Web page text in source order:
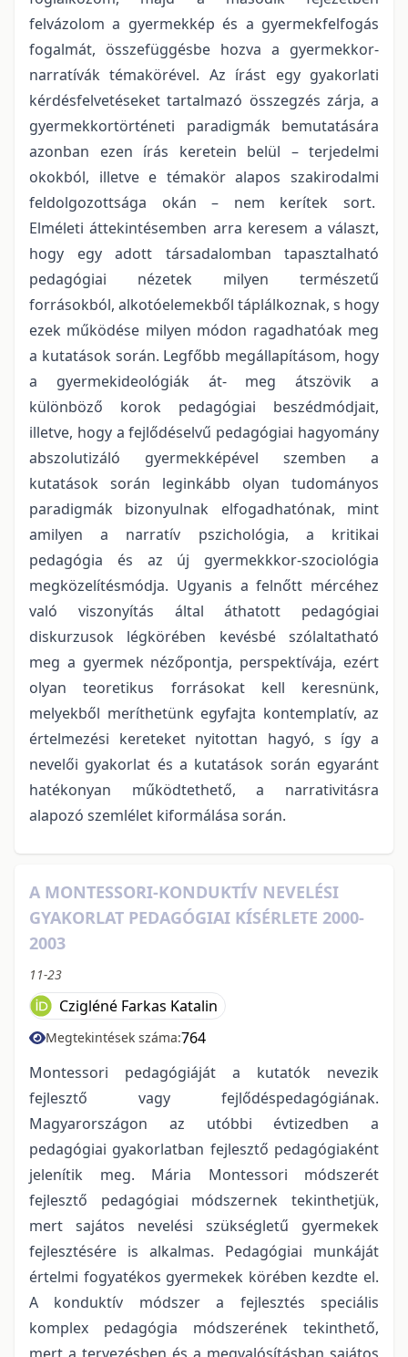
felvázolom a gyermekkép és a gyermekfelfogás
fogalmát, összefüggésbe hozva a gyermekkor-
narratívák témakörével. Az írást egy gyakorlati
kérdésfelvetéseket tartalmazó összegzés zárja, a
gyermekkortörténeti paradigmák bemutatására
azonban ezen írás keretein belül – terjedelmi
okokból, illetve e témakör alapos szakirodalmi
feldolgozottsága okán – nem kerítek sort.
Elméleti áttekintésemben arra keresem a választ,
hogy egy adott társadalomban tapasztalható
pedagógiai nézetek milyen természetű
forrásokból, alkotóelemekből táplálkoznak, s hogy
ezek működése milyen módon ragadhatóak meg
a kutatások során. Legfőbb megállapításom, hogy
a gyermekideológiák át- meg átszövik a
különböző korok pedagógiai beszédmódjait,
illetve, hogy a fejlődéselvű pedagógiai hagyomány
abszolutizáló gyermekképével szemben a
kutatások során leginkább olyan tudományos
paradigmák bizonyulnak elfogadhatónak, mint
amilyen a narratív pszichológia, a kritikai
pedagógia és az új gyermekkkor-szociológia
megközelítésmódja. Ugyanis a felnőtt mércéhez
való viszonyítás által áthatott pedagógiai
diskurzusok légkörében kevésbé szólaltatható
meg a gyermek nézőpontja, perspektívája, ezért
olyan teoretikus forrásokat kell keresnünk,
melyekből meríthetünk egyfajta kontemplatív, az
értelmezési kereteket nyitottan hagyó, s így a
nevelői gyakorlat és a kutatások során egyaránt
hatékonyan működtethető, a narrativitásra
alapozó szemlélet kiformálása során.
A MONTESSORI-KONDUKTÍV NEVELÉSI
GYAKORLAT PEDAGÓGIAI KÍSÉRLETE 2000-
2003
11-23
Czigléné Farkas Katalin
Megtekintések száma:764
Montessori pedagógiáját a kutatók nevezik
fejlesztő vagy fejlődéspedagógiának.
Magyarországon az utóbbi évtizedben a
pedagógiai gyakorlatban fejlesztő pedagógiaként
jelenítik meg. Mária Montessori módszerét
fejlesztő pedagógiai módszernek tekinthetjük,
mert sajátos nevelési szükségletű gyermekek
fejlesztésére is alkalmas. Pedagógiai munkáját
értelmi fogyatékos gyermekek körében kezdte el.
A konduktív módszer a fejlesztés speciális
komplex pedagógia módszerének tekinthető,